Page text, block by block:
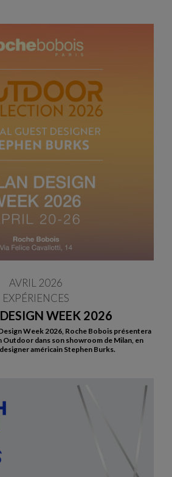
WEEK 2026
AVRIL 2026
EXPÉRIENCES
Week 2026, Roche Bobois présentera
Outdoor dans son showroom de Milan, en
américain Stephen Burks.